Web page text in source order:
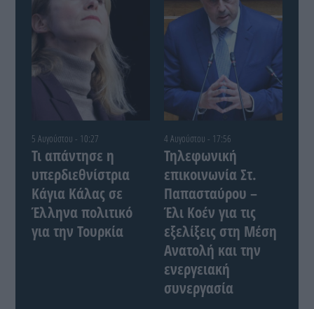
5 Αυγούστου - 10:27
Τι απάντησε η
υπερδιεθνίστρια
Κάγια Κάλας σε
Έλληνα πολιτικό
για την Τουρκία
4 Αυγούστου - 17:56
Τηλεφωνική
επικοινωνία Στ.
Παπασταύρου –
Έλι Κοέν για τις
εξελίξεις στη Μέση
Ανατολή και την
ενεργειακή
συνεργασία